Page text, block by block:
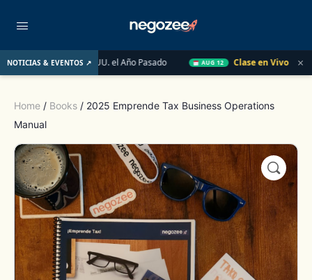
NOTICIAS & EVENTOS ↗
de EE. UU. el Año Pasado AUG 12 Clase en Vivo de ×
Home / Books / 2025 Emprende Tax Business Operations
Manual